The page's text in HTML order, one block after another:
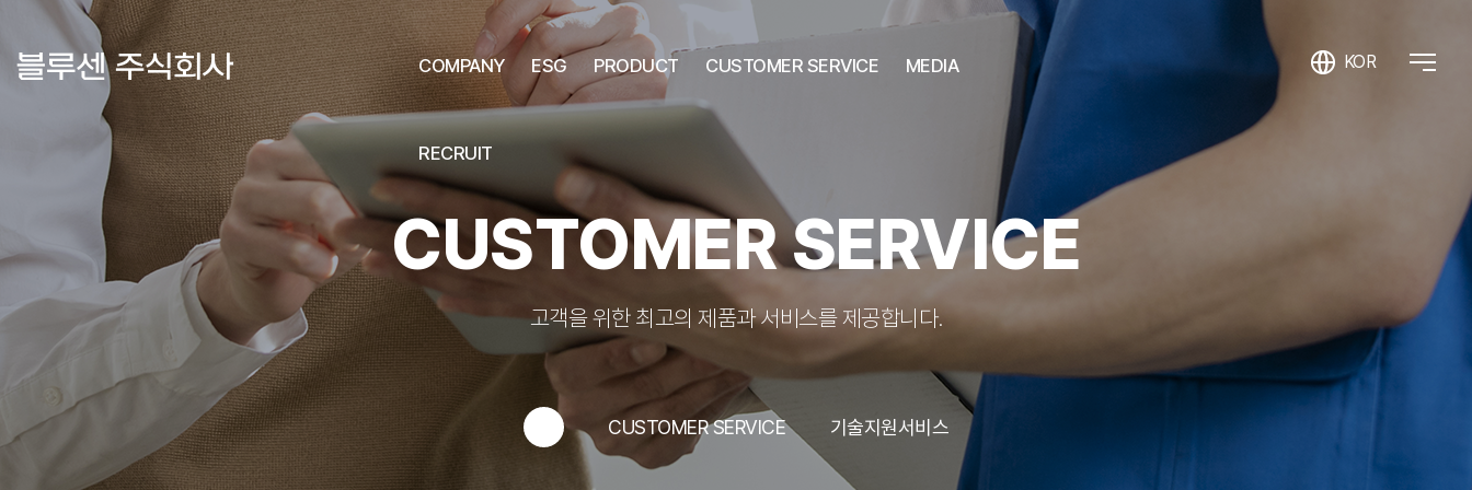
COMPANY ESG PRODUCT CUSTOMER SERVICE MEDIA
RECRUIT
KOR
CUSTOMER SERVICE
고객을 위한 최고의 제품과 서비스를 제공합니다.
CUSTOMER SERVICE 기술지원서비스